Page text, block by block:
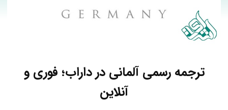
ترجمه رسمی آلمانی در داراب؛ فوری و
آنلاین